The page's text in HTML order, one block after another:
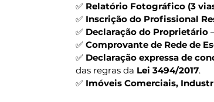
✅ Relatório Fotográfico (3
✅ Inscrição do Profissional
✅ Declaração do Proprietário
✅ Comprovante de Rede de
✅ Declaração expressa de
das regras da Lei 3494/2017.
✅ Imóveis Comerciais,